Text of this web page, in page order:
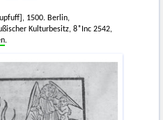
1500. Berlin,
Kulturbesitz, 8 ͦ Inc 2542,
.